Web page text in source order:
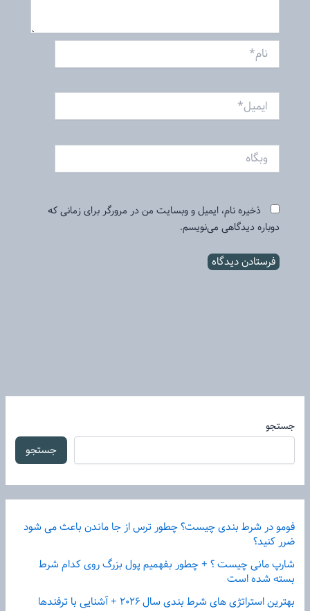
جستجو
جستجو
فومو در شرط بندی چیست؟ چطور ترس از جا ماندن باعث می شود
ضرر کنید؟
شارپ مانی چیست ؟ + چطور بفهمیم پول بزرگ روی کدام شرط
بسته شده است
بهترین استراتژی های شرط بندی سال ۲۰۲۶ + آشنایی با ترفندها
نام*
ایمیل*
ذخیره نام، ایمیل و وبسایت من در مرورگر برای زمانی که
دوباره دیدگاهی می‌نویسم.